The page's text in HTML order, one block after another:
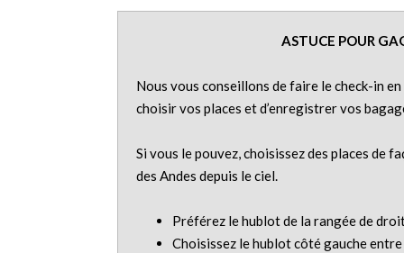
ASTUCE POUR
Nous vous conseillons de faire le check-in
choisir vos places et d’enregistrer vos
Si vous le pouvez, choisissez des places de
des Andes depuis le ciel.
Préférez le hublot de la rangée de
Choisissez le hublot côté gauche